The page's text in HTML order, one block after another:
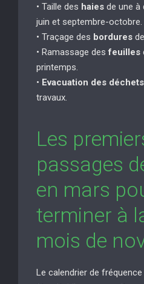
• Taille des haies de une à
juin et septembre-octobre.
• Traçage des bordures
• Ramassage desfeuilles
printemps.
• Evacuation des déchets
travaux.
Les
passages
en mars
terminer à
mois de
Le calendrier de